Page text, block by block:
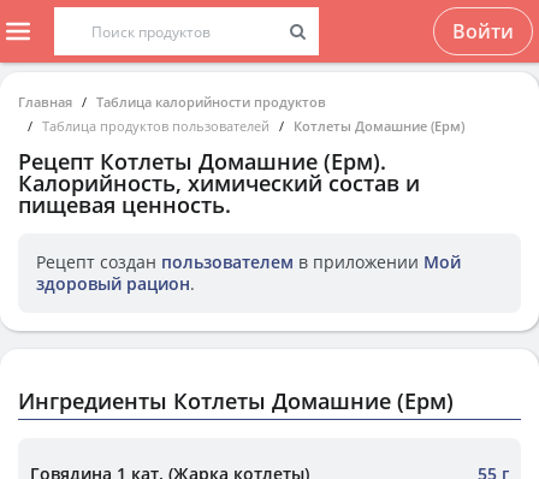
Войти
Главная
Таблица калорийности продуктов
Таблица продуктов пользователей
Котлеты Домашние (Ерм)
Рецепт Котлеты Домашние (Ерм).
Калорийность, химический состав и
пищевая ценность.
Рецепт создан пользователем в приложении Мой
здоровый рацион.
Ингредиенты Котлеты Домашние (Ерм)
Говядина 1 кат. (Жарка котлеты) 55 г